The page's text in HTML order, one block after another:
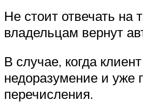
Не стоит отвечать на
владельцам вернут
В случае, когда
недоразумение и уже
перечисления.